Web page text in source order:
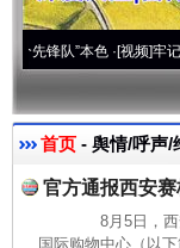
队”本色·[视频]牢记初心
首页 - 舆情/呼声/
官方通报西安
8月5日，西
国际购物中心（以